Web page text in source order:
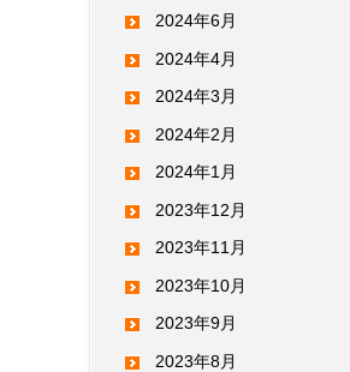
2024年6月
2024年4月
2024年3月
2024年2月
2024年1月
2023年12月
2023年11月
2023年10月
2023年9月
2023年8月